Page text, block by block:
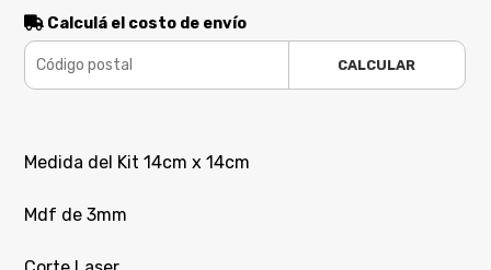
Calculá el costo de envío
CALCULAR
Medida del Kit 14cm x 14cm
Mdf de 3mm